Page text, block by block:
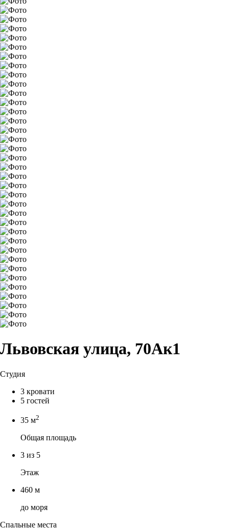
Львовская улица, 70Ак1
Студия
3 кровати
5 гостей
35 м2
Общая площадь
3 из 5
Этаж
460 м
до моря
Спальные места